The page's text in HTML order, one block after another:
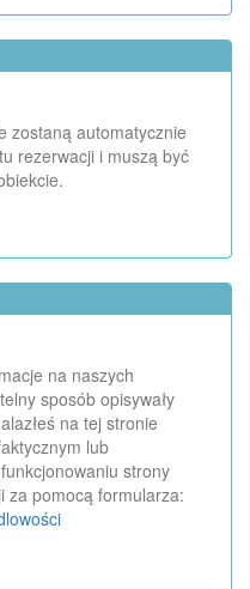
zostaną automatycznie
rezerwacji i muszą być
na naszych
sposób opisywały
na tej stronie
lub
strony
za pomocą formularza: